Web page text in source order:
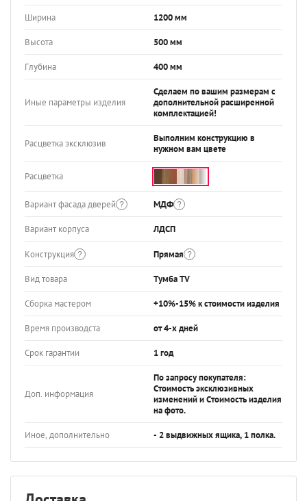
Ширина 1200 мм
Высота 500 мм
Глубина 400 мм
Иные параметры изделия
Сделаем по вашим размерам с
дополнительной расширенной
комплектацией!
Расцветка эксклюзив
Выполним конструкцию в
нужном вам цвете
Расцветка
Вариант фасада дверей МДФ
Вариант корпуса ЛДСП
Конструкция Прямая
Вид товара Тумба TV
Сборка мастером +10%-15% к стоимости изделия
Время производста от 4-х дней
Срок гарантии 1 год
Доп. информация
По запросу покупателя:
Стоимость эксклюзивных
изменений и Стоимость изделия
на фото.
Иное, дополнительно - 2 выдвижных ящика, 1 полка.